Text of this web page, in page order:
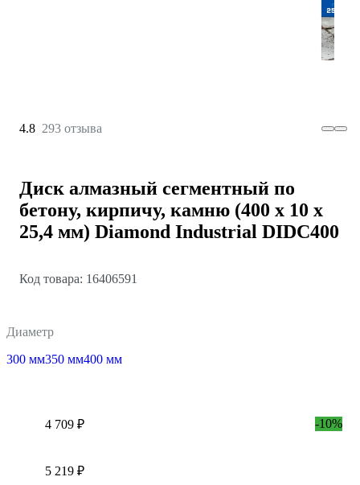
4.8 293 отзыва
Диск алмазный сегментный по
бетону, кирпичу, камню (400 х 10 х
25,4 мм) Diamond Industrial DIDC400
Код товара: 16406591
Диаметр
300 мм350 мм400 мм
4 709 ₽ -10%
5 219 ₽